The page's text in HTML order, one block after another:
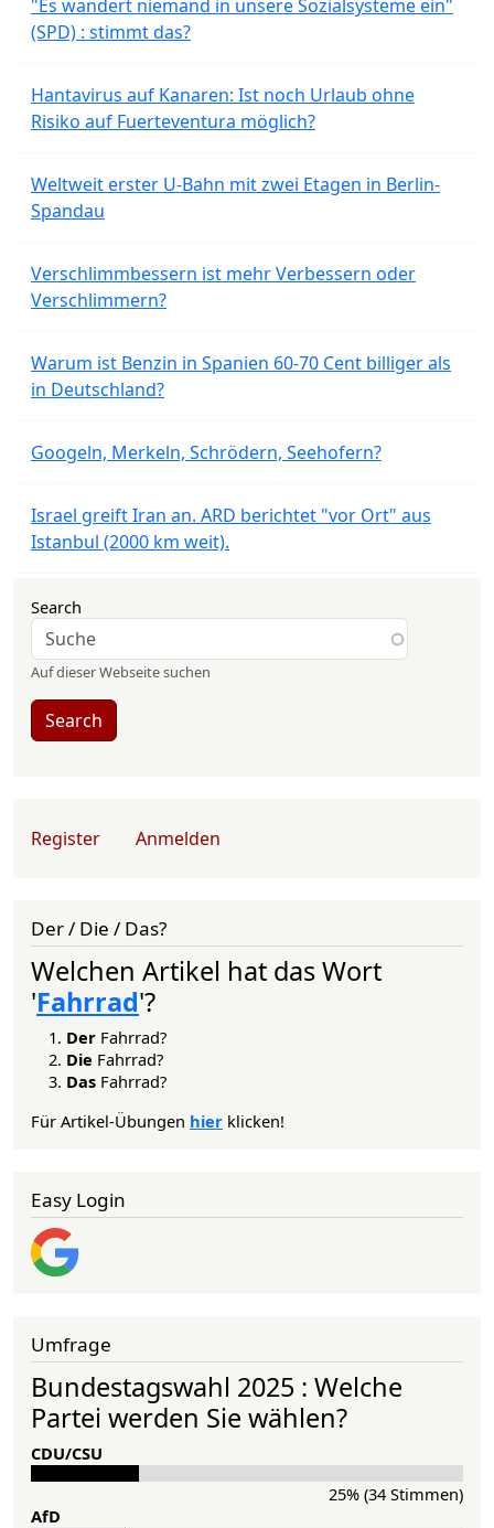
"Es wandert niemand in unsere Sozialsysteme ein"
(SPD) : stimmt das?
Hantavirus auf Kanaren: Ist noch Urlaub ohne
Risiko auf Fuerteventura möglich?
Weltweit erster U-Bahn mit zwei Etagen in Berlin-
Spandau
Verschlimmbessern ist mehr Verbessern oder
Verschlimmern?
Warum ist Benzin in Spanien 60-70 Cent billiger als
in Deutschland?
Googeln, Merkeln, Schrödern, Seehofern?
Israel greift Iran an. ARD berichtet "vor Ort" aus
Istanbul (2000 km weit).
Search
Auf dieser Webseite suchen
Search
User account menu
Register Anmelden
Der / Die / Das?
Welchen Artikel hat das Wort
'Fahrrad'?
Der Fahrrad?
Die Fahrrad?
Das Fahrrad?
Für Artikel-Übungen hier klicken!
Easy Login
Umfrage
Bundestagswahl 2025 : Welche
Partei werden Sie wählen?
CDU/CSU
25% (34 Stimmen)
AfD